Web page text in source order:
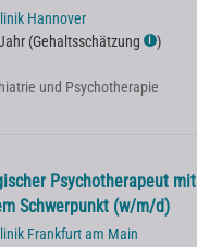
Hannover
(Gehaltsschätzung ℹ )
und Psychotherapie
Psychotherapeut mit
Schwerpunkt (w/m/d)
Frankfurt am Main